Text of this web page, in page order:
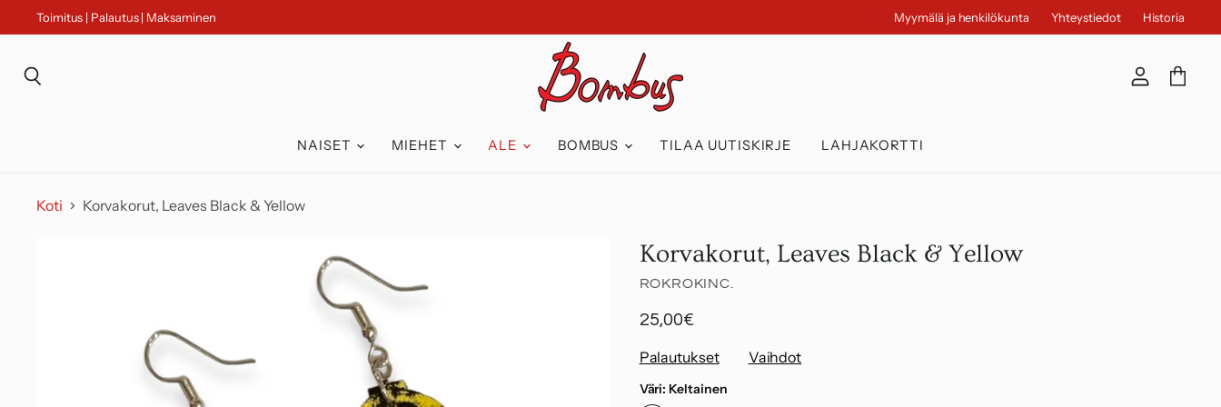
Toimitus | Palautus | Maksaminen Myymälä ja henkilökunta Yhteystiedot Historia
NAISET MIEHET ALE BOMBUS TILAA UUTISKIRJE LAHJAKORTTI
Koti Korvakorut, Leaves Black & Yellow
Korvakorut, Leaves Black & Yellow
ROKROKINC.
25,00€
Palautukset Vaihdot
Väri:Keltainen